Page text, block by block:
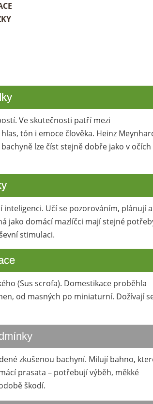
Ve skutečnosti patří mezi
tón i emoce člověka. Heinz
lze číst stejně dobře jako v očích
Učí se pozorováním, plánují a
jako domácí mazlíčci mají stejné
stimulaci.
(Sus scrofa). Domestikace proběhla
od masných po miniaturní. Dožívají
zkušenou bachyní. Milují bahno,
prasata – potřebují výběh, měkké
škodí.